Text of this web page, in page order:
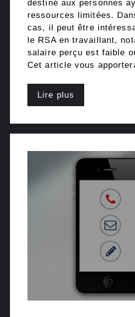
destiné aux personnes
ressources limitées.
cas, il peut être
le RSA en travaillant,
salaire perçu est faible
Cet article vous
Lire plus